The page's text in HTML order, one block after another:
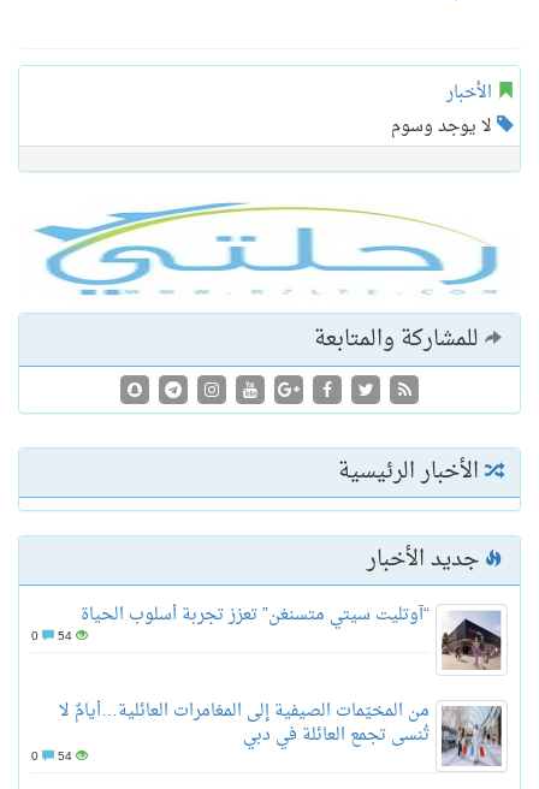
الأخبار
لا يوجد وسوم
للمشاركة والمتابعة
الأخبار الرئيسية
جديد الأخبار
“آوتليت سيتي متسنغن” تعزز تجربة أسلوب الحياة
54
من المخيّمات الصيفية إلى المغامرات العائلية…أيامٌ لا
تُنسى تجمع العائلة في دبي
54